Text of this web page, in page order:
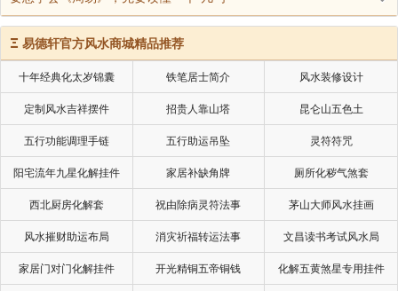
Ξ 易德轩官方风水商城精品推荐
十年经典化太岁锦囊 铁笔居士简介 风水装修设计
定制风水吉祥摆件 招贵人靠山塔 昆仑山五色土
五行功能调理手链 五行助运吊坠 灵符符咒
阳宅流年九星化解挂件 家居补缺角牌 厕所化秽气煞套
西北厨房化解套 祝由除病灵符法事 茅山大师风水挂画
风水摧财助运布局 消灾祈福转运法事 文昌读书考试风水局
家居门对门化解挂件 开光精铜五帝铜钱 化解五黄煞星专用挂件